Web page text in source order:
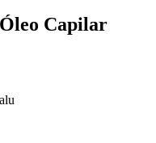
Capilar